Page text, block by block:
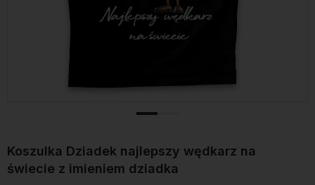
Koszulka Dziadek najlepszy wędkarz na
świecie z imieniem dziadka